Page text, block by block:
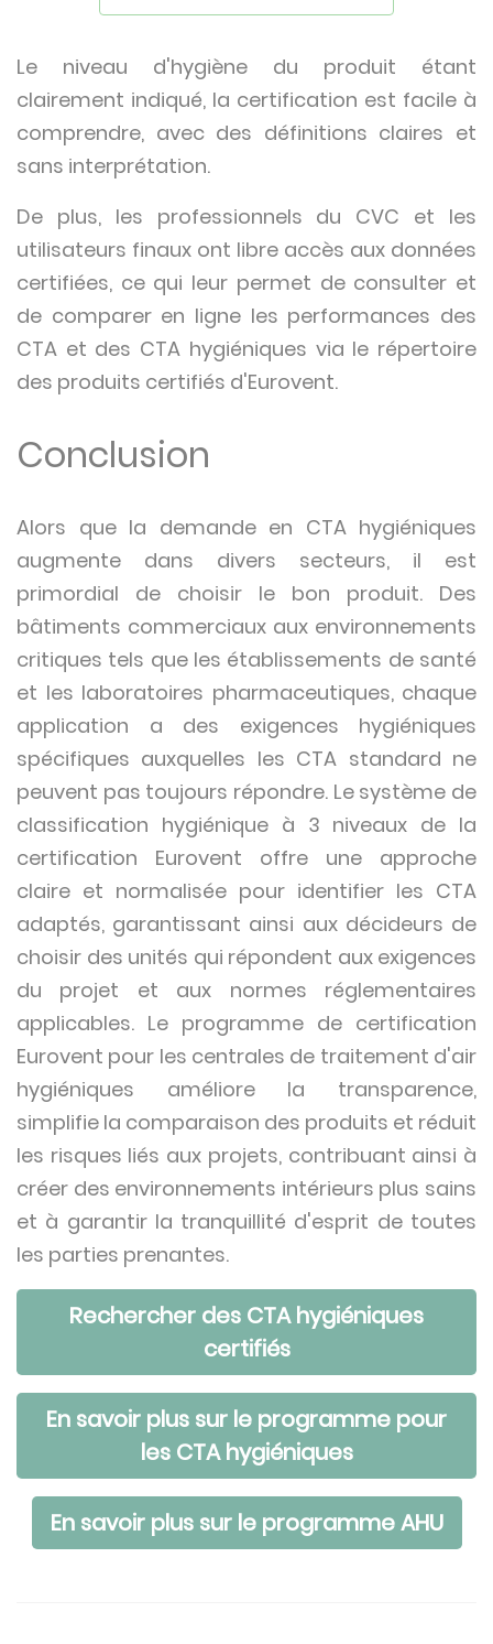
Le niveau d'hygiène du produit étant
clairement indiqué, la certification est facile à
comprendre, avec des définitions claires et
sans interprétation.
De plus, les professionnels du CVC et les
utilisateurs finaux ont libre accès aux données
certifiées, ce qui leur permet de consulter et
de comparer en ligne les performances des
CTA et des CTA hygiéniques via le répertoire
des produits certifiés d'Eurovent.
Conclusion
Alors que la demande en CTA hygiéniques
augmente dans divers secteurs, il est
primordial de choisir le bon produit. Des
bâtiments commerciaux aux environnements
critiques tels que les établissements de santé
et les laboratoires pharmaceutiques, chaque
application a des exigences hygiéniques
spécifiques auxquelles les CTA standard ne
peuvent pas toujours répondre. Le système de
classification hygiénique à 3 niveaux de la
certification Eurovent offre une approche
claire et normalisée pour identifier les CTA
adaptés, garantissant ainsi aux décideurs de
choisir des unités qui répondent aux exigences
du projet et aux normes réglementaires
applicables. Le programme de certification
Eurovent pour les centrales de traitement d'air
hygiéniques améliore la transparence,
simplifie la comparaison des produits et réduit
les risques liés aux projets, contribuant ainsi à
créer des environnements intérieurs plus sains
et à garantir la tranquillité d'esprit de toutes
les parties prenantes.
Rechercher des CTA hygiéniques
certifiés
En savoir plus sur le programme pour
les CTA hygiéniques
En savoir plus sur le programme AHU